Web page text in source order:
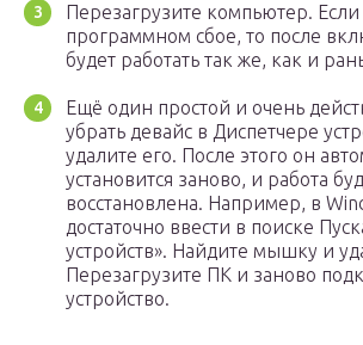
Перезагрузите компьютер. Если
программном сбое, то после
будет работать так же, как и
Ещё один простой и очень
убрать девайс в Диспетчере
удалите его. После этого он
установится заново, и работа
восстановлена. Например, в
достаточно ввести в поиске
устройств». Найдите мышку и
Перезагрузите ПК и заново
устройство.